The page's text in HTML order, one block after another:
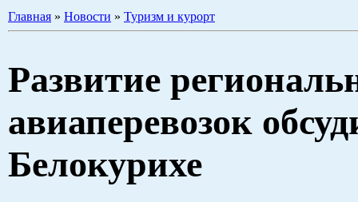
Главная » Новости » Туризм и курорт
Развитие
авиаперевозок
Белокурихе